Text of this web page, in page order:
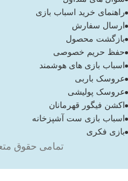
راهنمای خرید اسباب بازی
ارسال سفارش
بازگشت محصول
حفظ حریم خصوصی
اسباب بازی های هوشمند
عروسک باربی
عروسک پولیشی
اکشن فیگور قهرمانان
اسباب بازی ست آشپزخانه
بازی فکری
تمامی حقوق